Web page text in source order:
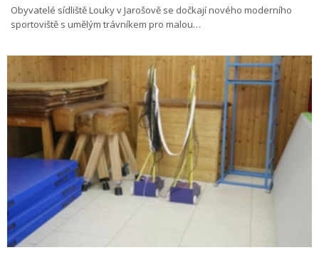
Obyvatelé sídliště Louky v Jarošově se dočkají nového moderního
sportoviště s umělým trávníkem pro malou…